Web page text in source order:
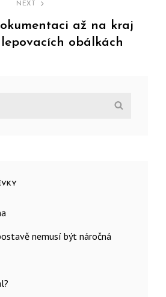
NEXT
až na kraj
obálkách
nemusí být náročná